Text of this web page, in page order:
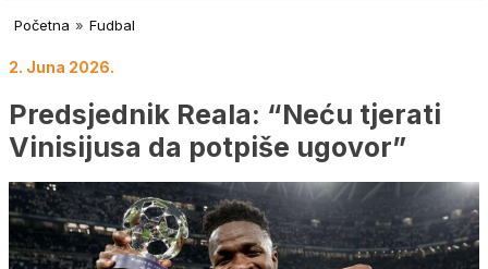
Početna » Fudbal
2. Juna 2026.
Predsjednik Reala: “Neću tjerati
Vinisijusa da potpiše ugovor”